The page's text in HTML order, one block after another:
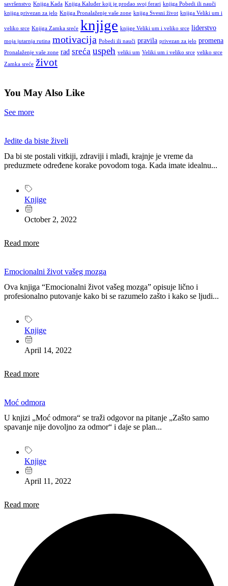
savršenstvo Knjiga Kada Knjiga Kaluđer koji je prodao svoj ferari knjiga Pobedi ili nauči
knjiga privezan za jelo Knjiga Pronalaženje vaše zone knjiga Svesni život knjiga Veliki um i
veliko srce Knjiga Zamka sreće knjige knjige Veliki um i veliko srce liderstvo
moja jutarnja rutina motivacija Pobedi ili nauči pravila privezan za jelo promena
Pronalaženje vaše zone rad sreća uspeh veliki um Veliki um i veliko srce veliko srce
Zamka sreće život
You May Also Like
See more
Jedite da biste živeli
Da bi ste postali vitkiji, zdraviji i mlađi, krajnje je vreme da
preduzmete određene korake povodom toga. Kada imate idealnu...
Knjige
October 2, 2022
Read more
Emocionalni život vašeg mozga
Ova knjiga “Emocionalni život vašeg mozga” opisuje lično i
profesionalno putovanje kako bi se razumelo zašto i kako se ljudi...
Knjige
April 14, 2022
Read more
Moć odmora
U knjizi „Moć odmora“ se traži odgovor na pitanje „Zašto samo
spavanje nije dovoljno za odmor“ i daje se plan...
Knjige
April 11, 2022
Read more